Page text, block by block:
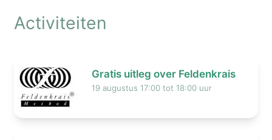
Activiteiten
Gratis uitleg over Feldenkrais
19 augustus 17:00 tot 18:00 uur